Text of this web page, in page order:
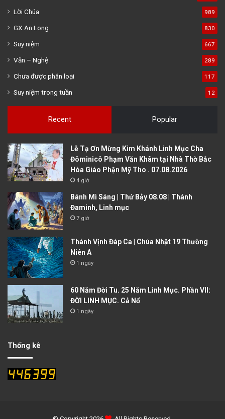
Lời Chúa 989
GX An Long 830
Suy niệm 667
Văn – Nghệ 289
Chưa được phân loại 117
Suy niệm trong tuần 12
Recent Popular
Lễ Tạ Ơn Mừng Kim Khánh Linh Mục Cha
Đôminicô Phạm Văn Khâm tại Nhà Thờ Bắc
Hòa Giáo Phận Mỹ Tho . 07.08.2026
4 giờ
Bánh Mì Sáng | Thứ Bảy 08.08 | Thánh
Đaminh, Linh mục
7 giờ
Thánh Vịnh Đáp Ca | Chúa Nhật 19 Thường
Niên A
1 ngày
60 Năm Đời Tu. 25 Năm Linh Mục. Phần VII:
ĐỜI LINH MỤC. Cả Nổ
1 ngày
Thống kê